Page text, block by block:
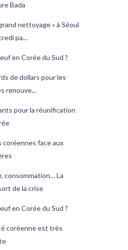
Bada
nettoyage » à Séoul
pa...
en Corée du Sud ?
de dollars pour les
renouve...
pour la réunification
coréennes face aux
consommation… La
de la crise
en Corée du Sud ?
coréenne est très